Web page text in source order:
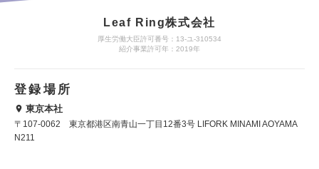
Leaf Ring株式会社
厚生労働大臣許可番号：13-ユ-310534
紹介事業許可年：2019年
登録場所
東京本社
〒107-0062 東京都港区南青山一丁目12番3号 LIFORK MINAMI AOYAMA
N211